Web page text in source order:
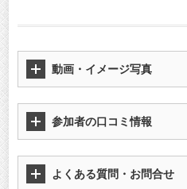
動画・イメージ写真
参加者の口コミ情報
よくある質問・お問合せ